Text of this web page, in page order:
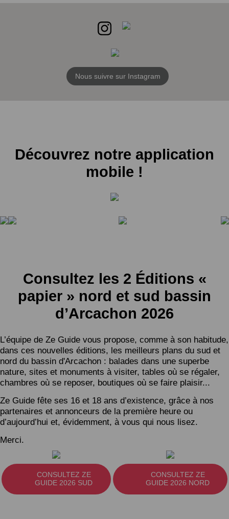
Nous suivre sur Instagram
Découvrez notre application
mobile !
Consultez les 2 Éditions «
papier » nord et sud bassin
d’Arcachon 2026
L’équipe de Ze Guide vous propose, comme à son habitude,
dans ces nouvelles éditions, les meilleurs plans du sud et
nord du bassin d'Arcachon : balades dans une superbe
nature, sites et monuments à visiter, tables où se régaler,
chambres où se reposer, boutiques où se faire plaisir...
Ze Guide fête ses 16 et 18 ans d’existence, grâce à nos
partenaires et annonceurs de la première heure ou
d’aujourd’hui et, évidemment, à vous qui nous lisez.
Merci.
CONSULTEZ ZE
GUIDE 2026 SUD
CONSULTEZ ZE
GUIDE 2026 NORD